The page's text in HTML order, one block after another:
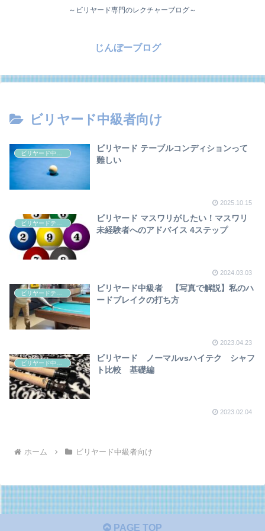
～ビリヤード専門のレクチャーブログ～
じんぼーブログ
ビリヤード中級者向け
ビリヤード中級者向け
ビリヤード テーブルコンディションって
難しい
2025.10.15
ビリヤード マスワリがしたい！マスワリ
未経験者へのアドバイス 4ステップ
2024.03.03
ビリヤード中級者 【写真で解説】私のハ
ードブレイクの打ち方
2023.04.23
ビリヤード ノーマルvsハイテク シャフ
ト比較 基礎編
2023.02.04
ホーム ビリヤード中級者向け
PAGE TOP